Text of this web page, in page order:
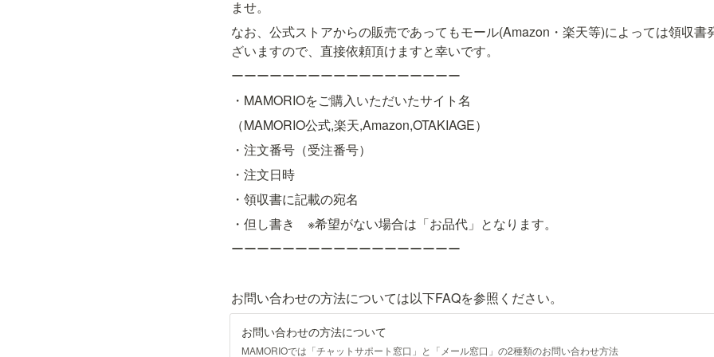
ませ。
なお、公式ストアからの販売であってもモール(Amazon・楽天等)によっては領収書
ざいますので、直接依頼頂けますと幸いです。
ーーーーーーーーーーーーーーーーーー
・MAMORIOをご購入いただいたサイト名
（MAMORIO公式,楽天,Amazon,OTAKIAGE）
・注文番号（受注番号）
・注文日時
・領収書に記載の宛名
・但し書き　※希望がない場合は「お品代」となります。
ーーーーーーーーーーーーーーーーーー
お問い合わせの方法については以下FAQを参照ください。
お問い合わせの方法について
MAMORIOでは「チャットサポート窓口」と「メール窓口」の2種類のお問い合わせ方法